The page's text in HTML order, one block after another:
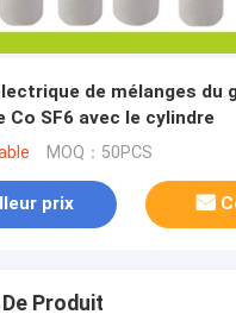
de mélanges du
Co SF6 avec le cylindre
MOQ：50PCS
prix
Produit